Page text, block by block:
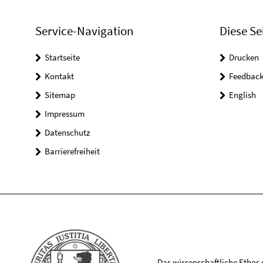
Service-Navigation
Startseite
Kontakt
Sitemap
Impressum
Datenschutz
Barrierefreiheit
Diese
Drucken
Feedback
English